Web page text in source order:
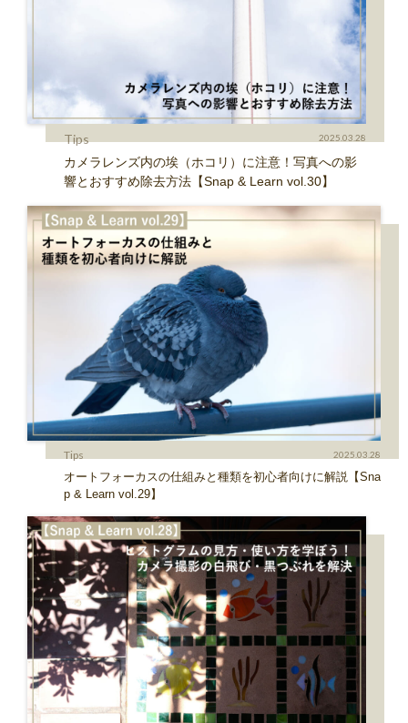
Tips 2025.03.28
カメラレンズ内の埃（ホコリ）に注意！写真への影
響とおすすめ除去方法【Snap & Learn vol.30】
Tips 2025.03.28
オートフォーカスの仕組みと種類を初心者向けに解説【Sna
p & Learn vol.29】